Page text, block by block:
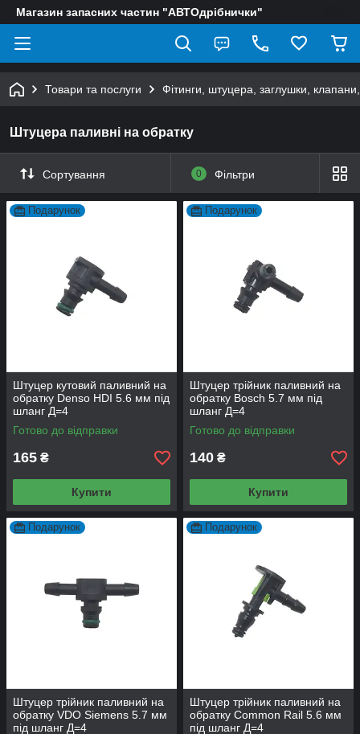
Магазин запасних частин "АВТОдрібнички"
Товари та послуги Фітинги, штуцера, заглушки,
Штуцера паливні на обратку
Сортування 0 Фільтри
Подарунок
Штуцер кутовий паливний на
обратку Denso HDI 5.6 мм під
шланг Д=4
Готово до відправки
165 ₴
Купити
Подарунок
Штуцер трійник паливний на
обратку Bosch 5.7 мм під
шланг Д=4
Готово до відправки
140 ₴
Купити
Подарунок
Штуцер трійник паливний на
обратку VDO Siemens 5.7 мм
під шланг Д=4
Подарунок
Штуцер трійник паливний на
обратку Common Rail 5.6 мм
під шланг Д=4